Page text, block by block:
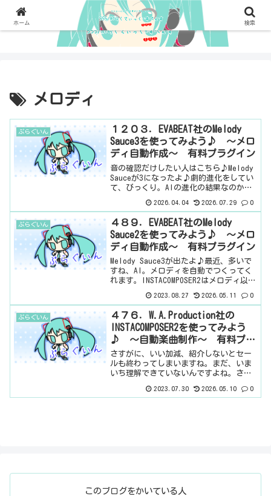
メロディ
ぷらぐいん
１２０３．EVABEAT社のMelody
Sauce3を使ってみよう♪ ～メロ
ディ自動作成～ 有料プラグイン
音の確認だけしたい人はこちら♪Melody
Sauceが3になったよ♪劇的進化をしてい
て、びっくり。AIの進化の結果なのか
ードやベースまで生成してくれるように
なりました。2を使っていた人は、使い方
で困るこ...
2026.04.04 2026.07.29 0
ぷらぐいん
４８９．EVABEAT社のMelody
Sauce2を使ってみよう♪ ～メロ
ディ自動作成～ 有料プラグイン
Melody Sauce3が出たよ♪最近、多いで
すね、AI。メロディを自動でつくってく
れます。INSTACOMPOSER2はメロディ以外
みますが・・・ただ、このプラグインの
良いところは、音が出るというとこ...
2023.08.27 2026.05.11 0
ぷらぐいん
４７６．W.A.Production社の
INSTACOMPOSER2を使ってみよう
♪ ～自動楽曲制作～ 有料プラ
グイン
さすがに、いい加減、紹介しないとセー
ルも終わってしまいますね。まだ、いま
いち理解できていないんですよね。さ
しました。リフをつくってくれるプラグ
2023.07.30 2026.05.10 0
このブログをかいている人
ホーム 検索